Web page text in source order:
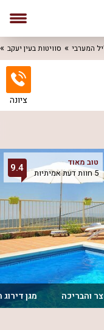
המערבי סוויטות בעין יעקב
ציונה
טוב מאוד
5 חוות דעת אמיתיות
9.4
והבריכה מגן